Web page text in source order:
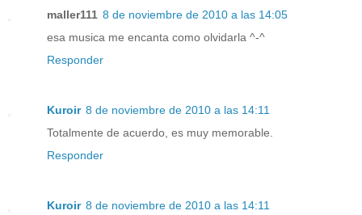
maller111 8 de noviembre de 2010 a las 14:05
esa musica me encanta como olvidarla ^-^
Responder
Kuroir 8 de noviembre de 2010 a las 14:11
Totalmente de acuerdo, es muy memorable.
Responder
Kuroir 8 de noviembre de 2010 a las 14:11